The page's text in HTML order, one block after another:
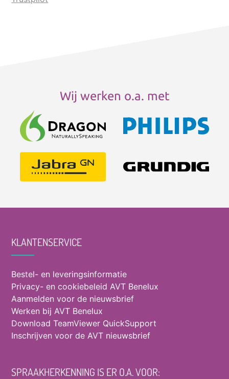
Wij werken o.a. met
KLANTENSERVICE
Bestel- en leveringsinformatie
Privacy- en cookiebeleid AVT Benelux
Aanmelden voor de nieuwsbrief
Werken bij AVT Benelux
Download TeamViewer QuickSupport
Inschrijven voor de AVT nieuwsbrief
SPRAAKHERKENNING IS ER O.A. VOOR: